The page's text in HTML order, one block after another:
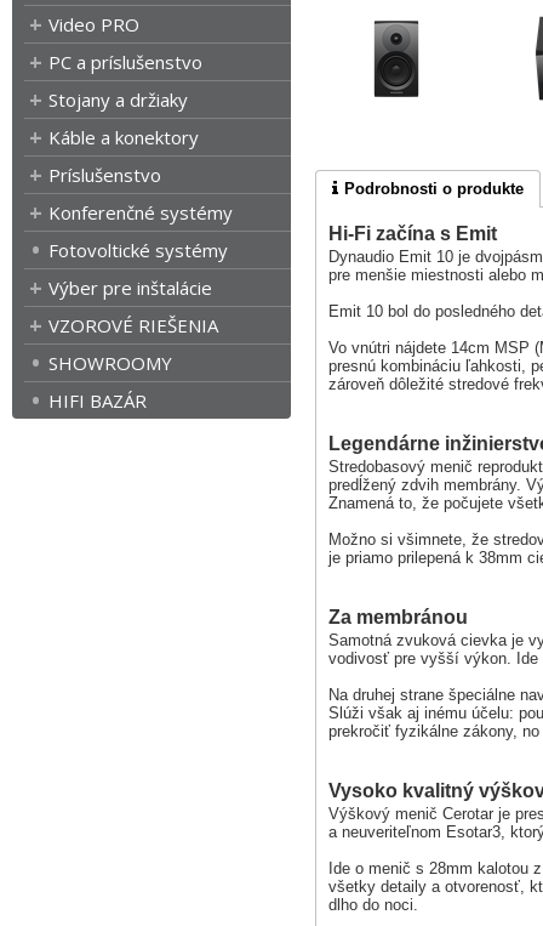
Video PRO
PC a príslušenstvo
Stojany a držiaky
Káble a konektory
Príslušenstvo
Konferenčné systémy
Fotovoltické systémy
Výber pre inštalácie
VZOROVÉ RIEŠENIA
SHOWROOMY
HIFI BAZÁR
Podrobnosti o produkte
Hi-Fi začína s Emit
Dynaudio Emit 10 je
pre menšie miestnosti alebo
Emit 10 bol do posledného
Vo vnútri nájdete 14cm MSP
presnú kombináciu ľahkosti,
zároveň dôležité stredové
Legendárne
Stredobasový menič
predĺžený zdvih membrány.
Znamená to, že počujete
Možno si všimnete, že
je priamo prilepená k 38mm
Za membránou
Samotná zvuková cievka je
vodivosť pre vyšší výkon.
Na druhej strane špeciálne
Slúži však aj inému účelu:
prekročiť fyzikálne zákony,
Vysoko kvalitný
Výškový menič Cerotar je
a neuveriteľnom Esotar3,
Ide o menič s 28mm kalotou
všetky detaily a otvorenosť,
dlho do noci.